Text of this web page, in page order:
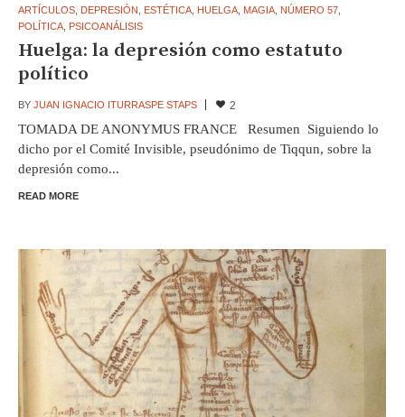
ARTÍCULOS, DEPRESIÓN ESTÉTICA, HUELGA, MAGIA, NÚMERO 57,
POLÍTICA, PSICOANÁLISIS
Huelga: la depresión como estatuto
político
BY JUAN IGNACIO ITURRASPE STAPS 2
TOMADA DE ANONYMUS FRANCE Resumen Siguiendo lo
dicho por el Comité Invisible, pseudónimo de Tiqqun, sobre la
depresión como...
READ MORE